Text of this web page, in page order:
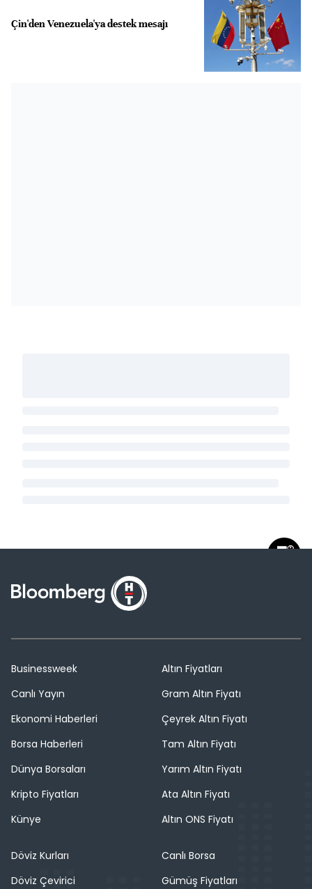
Çin'den Venezuela'ya destek mesajı
Businessweek
Canlı Yayın
Ekonomi Haberleri
Borsa Haberleri
Dünya Borsaları
Kripto Fiyatları
Künye
Altın Fiyatları
Gram Altın Fiyatı
Çeyrek Altın Fiyatı
Tam Altın Fiyatı
Yarım Altın Fiyatı
Ata Altın Fiyatı
Altın ONS Fiyatı
Döviz Kurları
Döviz Çevirici
Canlı Borsa
Gümüş Fiyatları